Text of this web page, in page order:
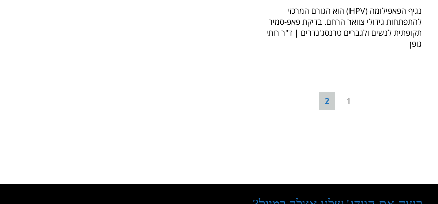
נגיף הפאפילומה (HPV) הוא הגורם המרכזי
להתפתחות גידולי צוואר הרחם. בדיקת פאפ-סמיר
תקופתית לנשים ולגברים טרנסג'נדרים | ד"ר רותי
גופן
1
2